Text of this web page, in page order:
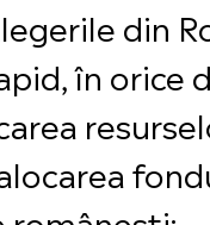
din
în orice